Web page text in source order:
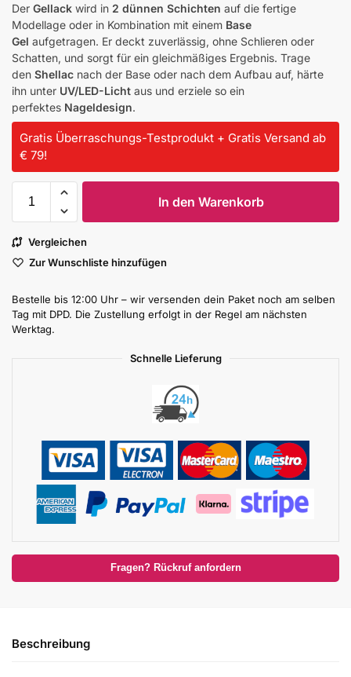
Der Gellack wird in 2 dünnen Schichten auf die fertige
Modellage oder in Kombination mit einem Base
Gel aufgetragen. Er deckt zuverlässig, ohne Schlieren oder
Schatten, und sorgt für ein gleichmäßiges Ergebnis. Trage
den Shellac nach der Base oder nach dem Aufbau auf, härte
ihn unter UV/LED-Licht aus und erziele so ein
perfektes Nageldesign.
Gratis Überraschungs-Testprodukt + Gratis Versand ab
€ 79!
In den Warenkorb
Vergleichen
Zur Wunschliste hinzufügen
Bestelle bis 12:00 Uhr – wir versenden dein Paket noch am selben
Tag mit DPD. Die Zustellung erfolgt in der Regel am nächsten
Werktag.
Schnelle Lieferung
Fragen? Rückruf anfordern
Beschreibung